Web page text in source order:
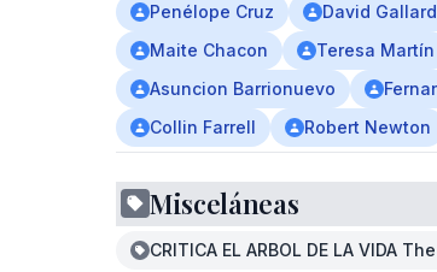
Penélope Cruz
David
Maite Chacon
Teresa Martín
Asuncion Barrionuevo
Collin Farrell
Robert Newton
Misceláneas
CRITICA EL ARBOL DE LA VIDA